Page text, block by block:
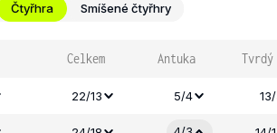
Čtyřhra Smíšené čtyřhry
Celkem Antuka
22/13 5/4